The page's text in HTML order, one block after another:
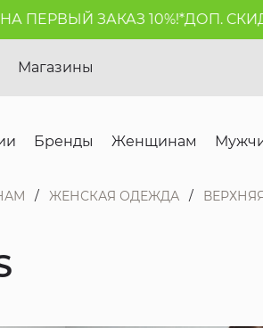
ЗАКАЗ 10%!*ДОП.
Магазины
Бренды Женщинам
ЖЕНСКАЯ ОДЕЖДА